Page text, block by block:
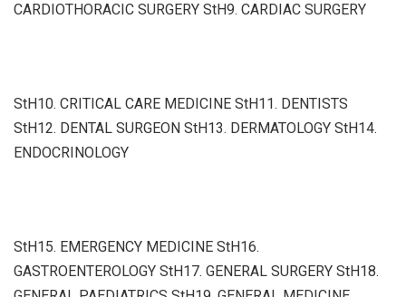
CARDIOTHORACIC SURGERY StH9. CARDIAC SURGERY
StH10. CRITICAL CARE MEDICINE StH11. DENTISTS
StH12. DENTAL SURGEON StH13. DERMATOLOGY StH14.
ENDOCRINOLOGY
StH15. EMERGENCY MEDICINE StH16.
GASTROENTEROLOGY StH17. GENERAL SURGERY StH18.